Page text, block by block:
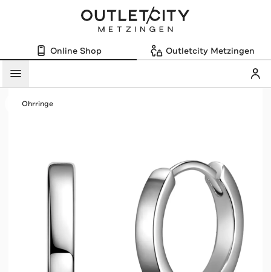
Online Shop Outletcity Metzingen
Menü
Ohrringe